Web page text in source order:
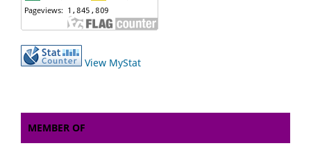
View MyStat
MEMBER OF